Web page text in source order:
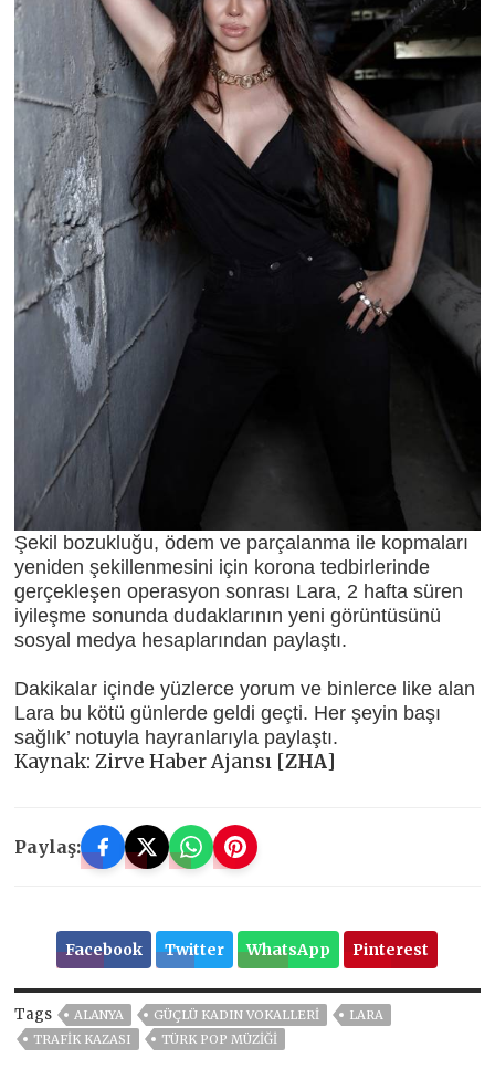
Şekil bozukluğu, ödem ve parçalanma ile kopmaları
yeniden şekillenmesini için korona tedbirlerinde
gerçekleşen operasyon sonrası Lara, 2 hafta süren
iyileşme sonunda dudaklarının yeni görüntüsünü
sosyal medya hesaplarından paylaştı.
Dakikalar içinde yüzlerce yorum ve binlerce like alan
Lara bu kötü günlerde geldi geçti. Her şeyin başı
sağlık’ notuyla hayranlarıyla paylaştı.
Kaynak: Zirve Haber Ajansı [ZHA]
Paylaş:
Facebook Twitter WhatsApp Pinterest
Tags ALANYA GÜÇLÜ KADIN VOKALLERI
LARA
TRAFIK KAZASI
TÜRK POP MÜZIĞI